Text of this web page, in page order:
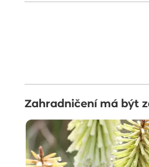
Zahradničení má být